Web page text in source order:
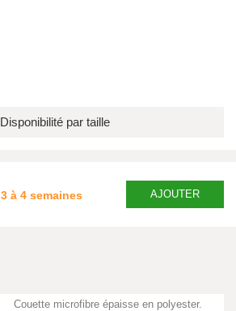
Disponibilité par taille
3 à 4 semaines AJOUTER
Couette microfibre épaisse en polyester.